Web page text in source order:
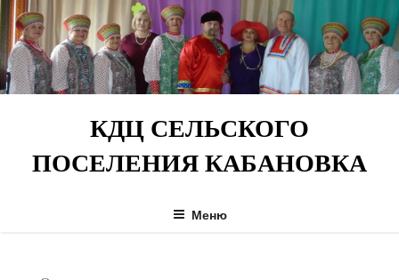
Перейти
к
содержимому
КДЦ СЕЛЬСКОГО
ПОСЕЛЕНИЯ КАБАНОВКА
Меню